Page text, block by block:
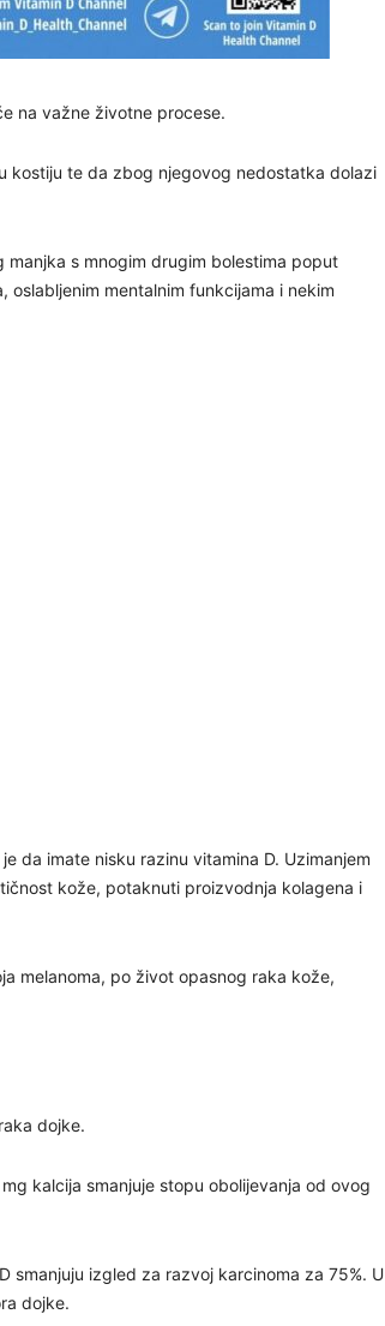
na važne životne procese.
kostiju te da zbog njegovog nedostatka dolazi
s mnogim drugim bolestima poput
mentalnim funkcijama i nekim
da imate nisku razinu vitamina D. Uzimanjem
kože, potaknuti proizvodnja kolagena i
melanoma, po život opasnog raka kože,
dojke.
kalcija smanjuje stopu obolijevanja od ovog
smanjuju izgled za razvoj karcinoma za 75%. U
dojke.